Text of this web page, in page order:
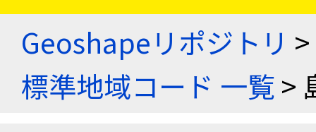
Geoshapeリポジトリ >
標準地域コード 一覧>